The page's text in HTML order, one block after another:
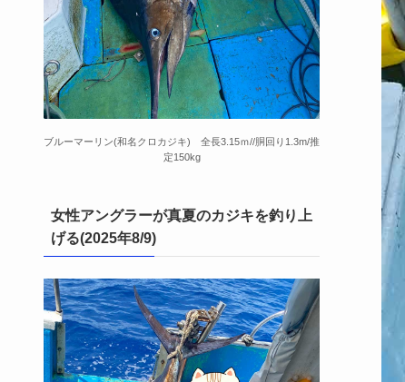
ブルーマーリン(和名クロカジキ) 全長3.15ｍ//胴回り1.3m/推
定150kg
女性アングラーが真夏のカジキを釣り上
げる(2025年8/9)